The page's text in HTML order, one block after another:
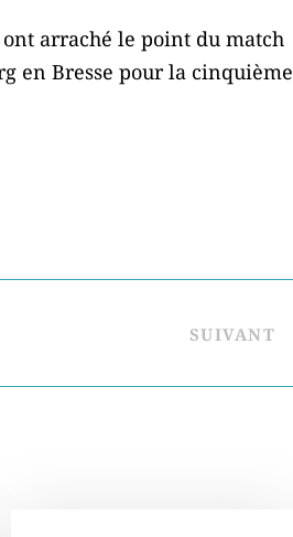
ont arraché le point du match
en Bresse pour la cinquième
SUIVANT